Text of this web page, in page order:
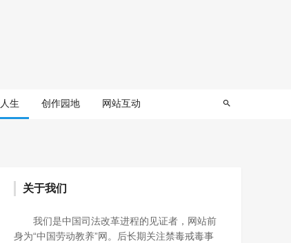
生 创作园地 网站互动
关于我们
我们是中国司法改革进程的见证者，网站前
身为“中国劳动教养”网。后长期关注禁毒戒毒事